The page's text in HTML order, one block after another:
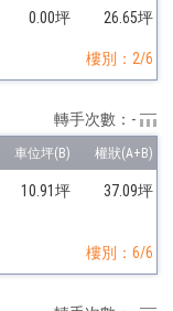
0.00坪 26.65坪
樓別：2/6
10.91坪 37.09坪
樓別：6/6
轉手次數：-